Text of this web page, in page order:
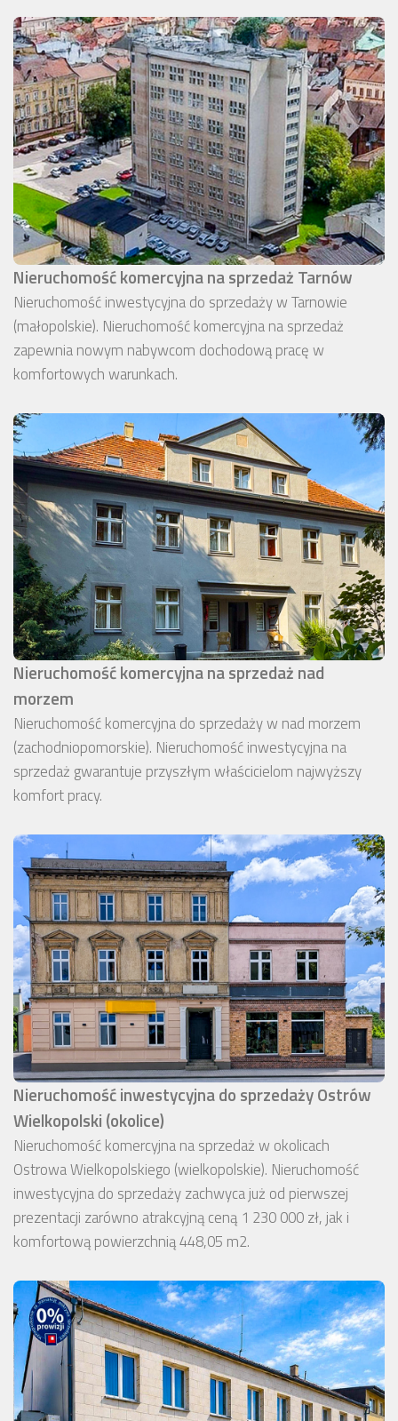
Nieruchomość komercyjna na sprzedaż Tarnów
Nieruchomość inwestycyjna do sprzedaży w Tarnowie
(małopolskie). Nieruchomość komercyjna na sprzedaż
zapewnia nowym nabywcom dochodową pracę w
komfortowych warunkach.
Nieruchomość komercyjna na sprzedaż nad
morzem
Nieruchomość komercyjna do sprzedaży w nad morzem
(zachodniopomorskie). Nieruchomość inwestycyjna na
sprzedaż gwarantuje przyszłym właścicielom najwyższy
komfort pracy.
Nieruchomość inwestycyjna do sprzedaży Ostrów
Wielkopolski (okolice)
Nieruchomość komercyjna na sprzedaż w okolicach
Ostrowa Wielkopolskiego (wielkopolskie). Nieruchomość
inwestycyjna do sprzedaży zachwyca już od pierwszej
prezentacji zarówno atrakcyjną ceną 1 230 000 zł, jak i
komfortową powierzchnią 448,05 m2.